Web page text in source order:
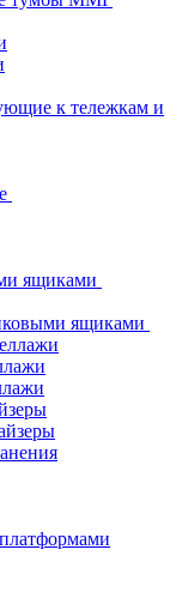
к тележкам и
ящиками
ящиками